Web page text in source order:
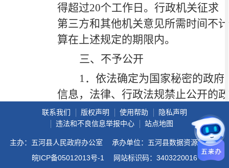
得超过20个工作日。行政机关征求
第三方和其他机关意见所需时间不计
算在上述规定的期限内。
三、不予公开
1．依法确定为国家秘密的政府
信息，法律、行政法规禁止公开的政
府信息，以及公开后可能危及国家安
全、公共安全、经济安全、社会稳定
的政府信息，不予公开。
2．涉及商业秘密、个人隐私等
联系我们 版权声明 使用帮助
隐私声明
违法和不良信息举报中心
站点地图
主办：五河县人民政府办公室
承办单位：五河县数据资源管理局
皖ICP备05012013号-1
网站标识码：3403220016